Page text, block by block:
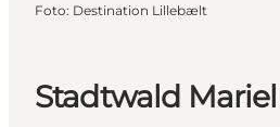
Stadtwald
Foto: Destination Lillebælt